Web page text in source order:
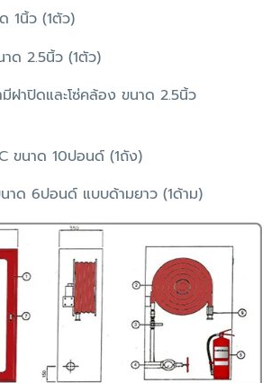
1นิ้ว (1ตัว)
ด 2.5นิ้ว (1ตัว)
ฝาปิดและโซ่คล้อง ขนาด 2.5นิ้ว
ขนาด 10ปอนด์ (1ถัง)
าด 6ปอนด์ แบบด้ามยาว (1ด้าม)